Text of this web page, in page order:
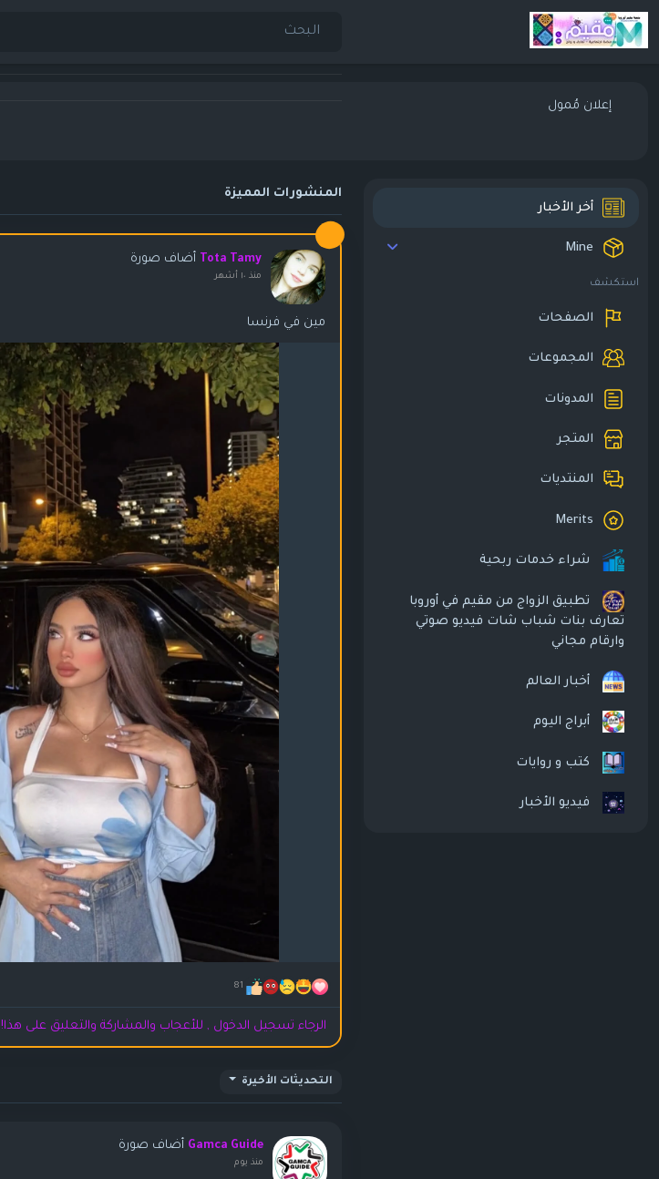
إعلان مُمول
أخر الأخبار
Mine
استكشف
الصفحات
المجموعات
المدونات
المتجر
المنتديات
Merits
شراء خدمات ربحية
تطبيق الزواج من مقيم في أوروبا
تعارف بنات شباب شات فيديو صوتي
وارقام مجاني
أخبار العالم
أبراج اليوم
كتب و روايات
فيديو الأخبار
المنشورات المميزة
Tota Tamy أضاف صورة
منذ ١٠ أشهر
مين في فرنسا
81
الرجاء تسجيل الدخول , للأعجاب والمشاركة والتعليق على هذا!
التحديثات الأخيرة
Gamca Guide أضاف صورة
منذ يوم